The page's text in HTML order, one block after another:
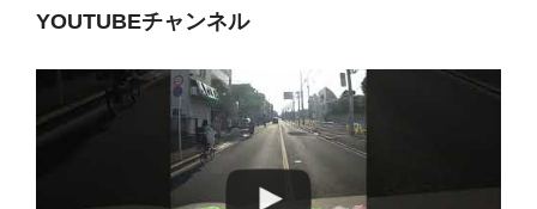
YOUTUBEチャンネル